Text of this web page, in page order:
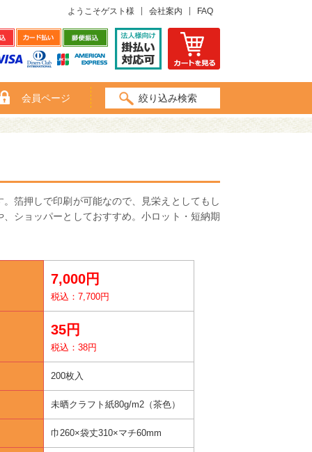
ようこそゲスト様 会社案内 FAQ
会員ページ 絞り込み検索
箔押しで印刷が可能なので、見栄えとしてもし
ショッパーとしておすすめ。小ロット・短納期
7,000円
税込：7,700円
35円
税込：38円
200枚入
未晒クラフト紙80g/m2（茶色）
巾260×袋丈310×マチ60mm